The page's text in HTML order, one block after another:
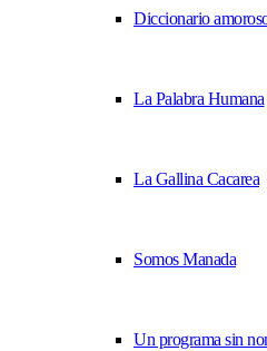
Diccionario
La Palabra Humana
La Gallina Cacarea
Somos Manada
Un programa sin